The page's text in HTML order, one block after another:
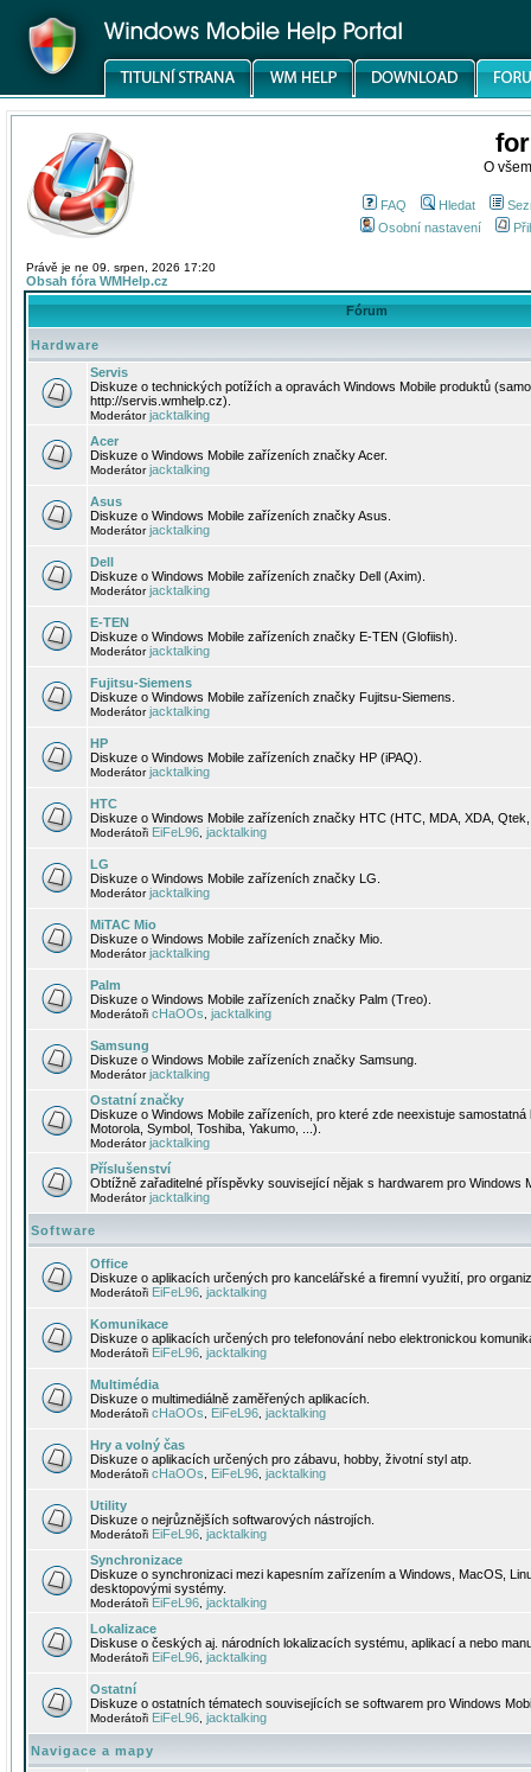
O
FAQ Hledat
Osobní nastavení
Právě je ne 09. srpen, 2026 17:20
Obsah fóra WMHelp.cz
Fórum
Hardware
Servis
Diskuze o technických potížích a opravách Windows Mobile produktů
http://servis.wmhelp.cz).
Moderátorjacktalking
Acer
Diskuze o Windows Mobile zařízeních značky Acer.
Moderátorjacktalking
Asus
Diskuze o Windows Mobile zařízeních značky Asus.
Moderátorjacktalking
Dell
Diskuze o Windows Mobile zařízeních značky Dell (Axim).
Moderátorjacktalking
E-TEN
Diskuze o Windows Mobile zařízeních značky E-TEN (Glofiish).
Moderátorjacktalking
Fujitsu-Siemens
Diskuze o Windows Mobile zařízeních značky Fujitsu-Siemens.
Moderátorjacktalking
HP
Diskuze o Windows Mobile zařízeních značky HP (iPAQ).
Moderátorjacktalking
HTC
Diskuze o Windows Mobile zařízeních značky HTC (HTC, MDA, XDA,
Moderátoři EiFeL96 jacktalking
LG
Diskuze o Windows Mobile zařízeních značky LG.
Moderátorjacktalking
MiTAC Mio
Diskuze o Windows Mobile zařízeních značky Mio.
Moderátorjacktalking
Palm
Diskuze o Windows Mobile zařízeních značky Palm (Treo).
Moderátoři cHaOOs jacktalking
Samsung
Diskuze o Windows Mobile zařízeních značky Samsung.
Moderátorjacktalking
Ostatní značky
Diskuze o Windows Mobile zařízeních, pro které zde neexistuje
Motorola, Symbol, Toshiba, Yakumo, ...).
Moderátorjacktalking
Příslušenství
Obtížně zařaditelné příspěvky související nějak s hardwarem pro Windows
Moderátorjacktalking
Software
Office
Diskuze o aplikacích určených pro kancelářské a firemní využití, pro
Moderátoři EiFeL96 jacktalking
Komunikace
Diskuze o aplikacích určených pro telefonování nebo elektronickou
Moderátoři EiFeL96 jacktalking
Multimédia
Diskuze o multimediálně zaměřených aplikacích.
Moderátoři cHaOOs EiFeL96 jacktalking
Hry a volný čas
Diskuze o aplikacích určených pro zábavu, hobby, životní styl atp.
Moderátoři cHaOOs EiFeL96 jacktalking
Utility
Diskuze o nejrůznějších softwarových nástrojích.
Moderátoři EiFeL96 jacktalking
Synchronizace
Diskuze o synchronizaci mezi kapesním zařízením a Windows, MacOS,
desktopovými systémy.
Moderátoři EiFeL96 jacktalking
Lokalizace
Diskuse o českých aj. národních lokalizacích systému, aplikací a nebo
Moderátoři EiFeL96 jacktalking
Ostatní
Diskuze o ostatních tématech souvisejících se softwarem pro Windows
Moderátoři EiFeL96 jacktalking
Navigace a mapy